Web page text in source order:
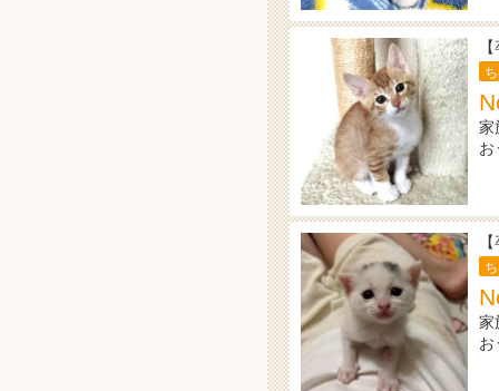
家
お
家
お